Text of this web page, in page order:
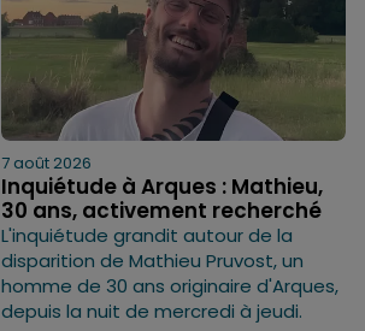
7 août 2026
Inquiétude à Arques : Mathieu,
30 ans, activement recherché
L'inquiétude grandit autour de la
disparition de Mathieu Pruvost, un
homme de 30 ans originaire d'Arques,
depuis la nuit de mercredi à jeudi.